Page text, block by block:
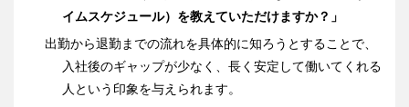
イムスケジュール）を教えていただけますか？」
出勤から退勤までの流れを具体的に知ろうとすることで、
入社後のギャップが少なく、長く安定して働いてくれる
人という印象を与えられます。